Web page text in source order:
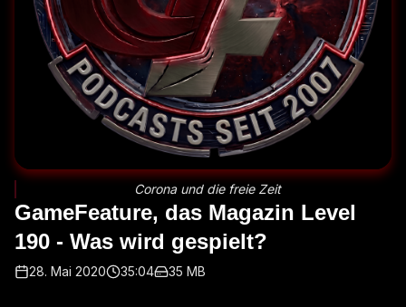
Corona und die freie Zeit
GameFeature, das Magazin Level
190 - Was wird gespielt?
28. Mai 2020 35:04 35 MB